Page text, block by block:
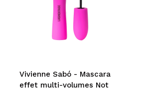
Vivienne Sabó - Mascara
effet multi-volumes Not